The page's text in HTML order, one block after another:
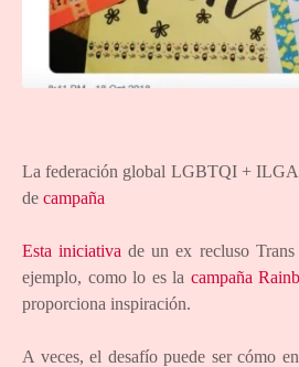
La federación global LGBTQI + ILGA
de campaña
Esta iniciativa de un ex recluso
ejemplo, como lo es la campaña
proporciona inspiración.
A veces, el desafío puede ser cómo